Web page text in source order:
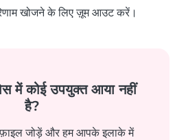
खोजने के लिए ज़ूम आउट करें।
में कोई उपयुक्त आया नहीं
है?
जोड़ें और हम आपके इलाके में